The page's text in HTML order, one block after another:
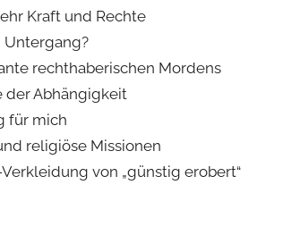
Kraft und Rechte
rechthaberischen Mordens
der Abhängigkeit
für mich
religiöse Missionen
von „günstig erobert“